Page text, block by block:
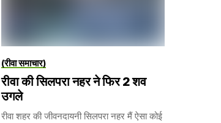
(रीवा समाचार)
रीवा की सिलपरा नहर ने फिर 2 शव
उगले
रीवा शहर की जीवनदायनी सिलपरा नहर मैं ऐसा कोई